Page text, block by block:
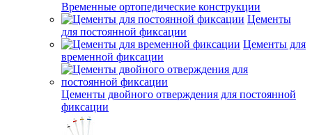
Временные ортопедические конструкции
Цементы
для постоянной фиксации
Цементы для
временной фиксации
Цементы двойного отверждения для постоянной
фиксации